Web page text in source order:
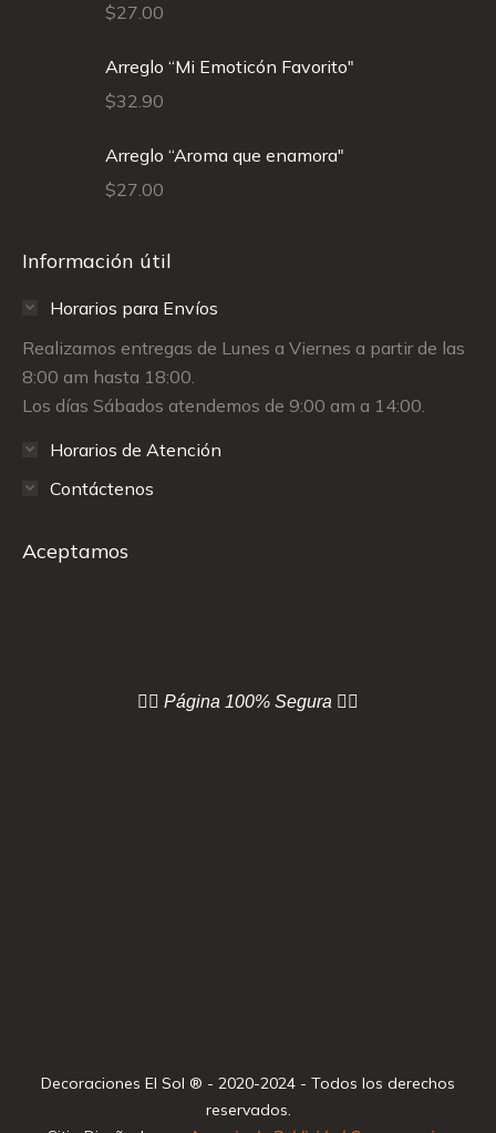
$27.00
Arreglo “Mi Emoticón Favorito"
$32.90
Arreglo “Aroma que enamora"
$27.00
Información útil
Horarios para Envíos
Realizamos entregas de Lunes a Viernes a partir de las
8:00 am hasta 18:00.
Los días Sábados atendemos de 9:00 am a 14:00.
Horarios de Atención
Contáctenos
Aceptamos
👇🏻 Página 100% Segura 👇🏻
Decoraciones El Sol ® - 2020-2024 - Todos los derechos
reservados.